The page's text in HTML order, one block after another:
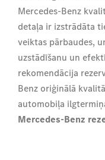
Mercedes-Benz
detaļa ir izstrādāta
veiktas pārbaudes,
uzstādīšanu un
rekomendācija
Benz oriģinālā
automobiļa
Mercedes-Benz